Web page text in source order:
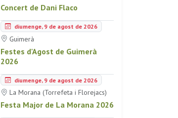
Concert de Dani Flaco
diumenge, 9 de agost de 2026
Guimerà
Festes d'Agost de Guimerà
2026
diumenge, 9 de agost de 2026
La Morana (Torrefeta i Florejacs)
Festa Major de La Morana 2026